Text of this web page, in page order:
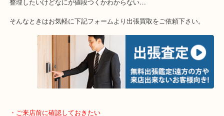
・特殊査定依頼のご相談もお気軽に
終活・遺品整理・生前整理・断捨離・引っ越し
物を整理するケースは年々増加傾向です。
当店ではそういったお困りの方からのご依頼も大歓迎です。
整理したいけどなにが値段つくかわからない…
そんなときはお気軽に下記フォームより出張買取をご依頼下さい。